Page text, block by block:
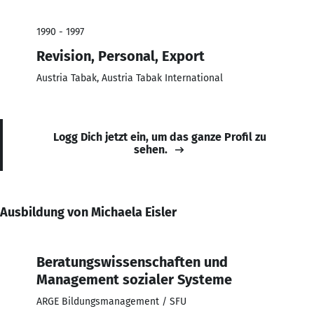
1990 - 1997
Revision, Personal, Export
Austria Tabak, Austria Tabak International
Logg Dich jetzt ein, um das ganze Profil zu
sehen.
Ausbildung von Michaela Eisler
Beratungswissenschaften und
Management sozialer Systeme
ARGE Bildungsmanagement / SFU